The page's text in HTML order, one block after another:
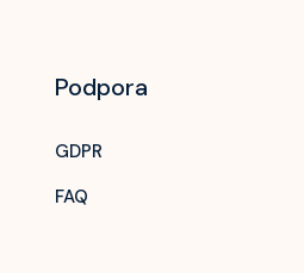
Podpora
GDPR
FAQ